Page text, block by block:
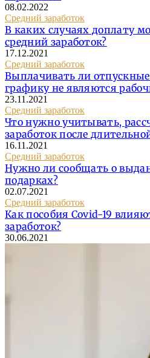
08.02.2022
Средний заработок
В каких случаях доплату
средний заработок?
17.12.2021
Средний заработок
Выплачивать ли
графику не являются
23.11.2021
Средний заработок
Что нужно учитывать,
заработок после
16.11.2021
Средний заработок
Нужно ли сообщать о
подарках?
02.07.2021
Средний заработок
Как пособия Covid-19
заработок?
30.06.2021